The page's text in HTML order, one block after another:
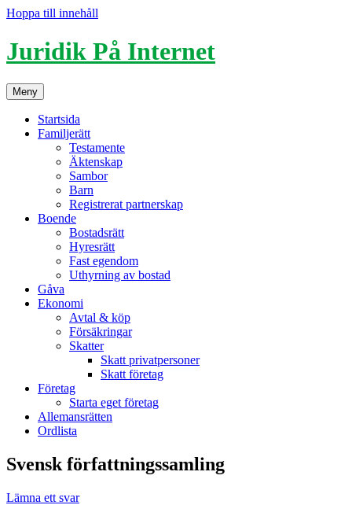
Hoppa till innehåll
Juridik På Internet
Meny
Startsida
Familjerätt
Testamente
Äktenskap
Sambor
Barn
Registrerat partnerskap
Boende
Bostadsrätt
Hyresrätt
Fast egendom
Uthyrning av bostad
Gåva
Ekonomi
Avtal & köp
Försäkringar
Skatter
Skatt privatpersoner
Skatt företag
Företag
Starta eget företag
Allemansrätten
Ordlista
Svensk författningssamling
Lämna ett svar